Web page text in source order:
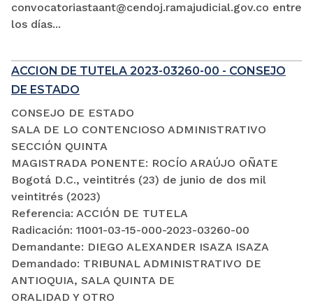
convocatoriastaant@cendoj.ramajudicial.gov.co entre
los días...
ACCION DE TUTELA 2023-03260-00 - CONSEJO
DE ESTADO
CONSEJO DE ESTADO
SALA DE LO CONTENCIOSO ADMINISTRATIVO
SECCIÓN QUINTA
MAGISTRADA PONENTE: ROCÍO ARAÚJO OÑATE
Bogotá D.C., veintitrés (23) de junio de dos mil
veintitrés (2023)
Referencia: ACCIÓN DE TUTELA
Radicación: 11001-03-15-000-2023-03260-00
Demandante: DIEGO ALEXANDER ISAZA ISAZA
Demandado: TRIBUNAL ADMINISTRATIVO DE
ANTIOQUIA, SALA QUINTA DE
ORALIDAD Y OTRO